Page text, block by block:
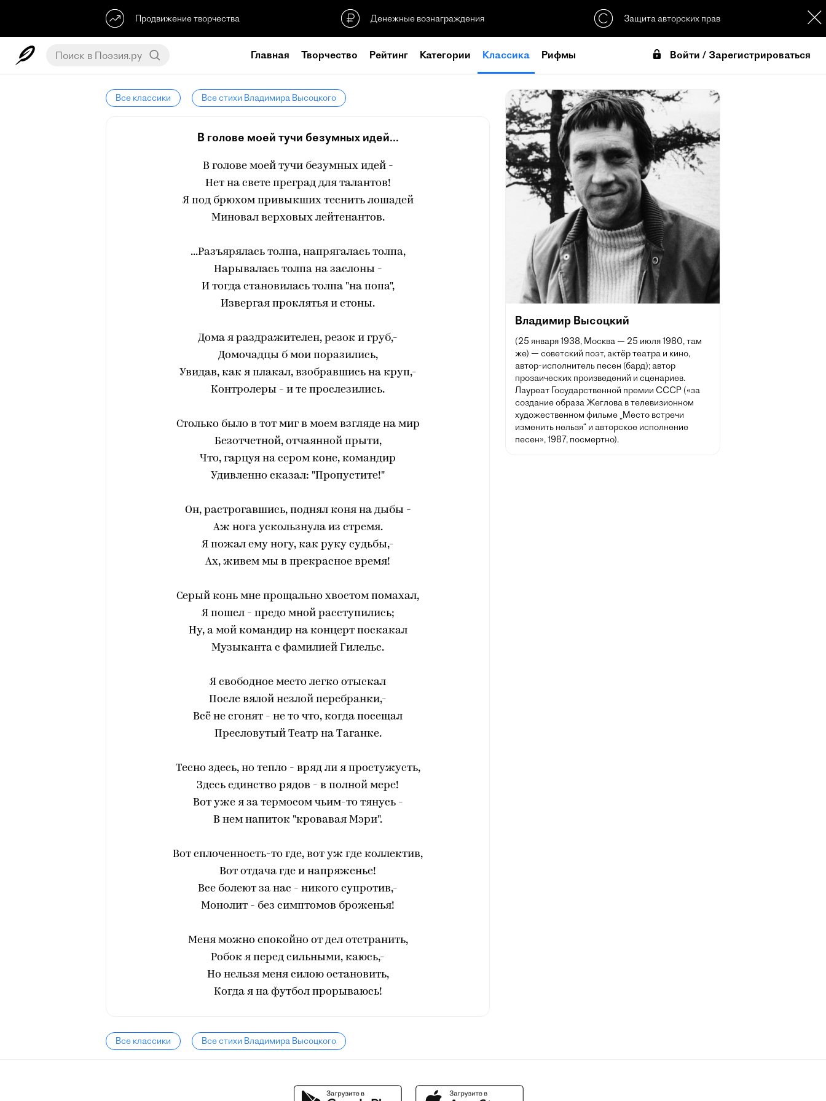
Продвижение творчества Денежные вознаграждения Защита авторских прав
Главная Творчество Рейтинг Категории Классика Рифмы Войти / Зарегистрироваться
Все классики Все стихи Владимира Высоцкого
В голове моей тучи безумных идей...
В голове моей тучи безумных идей -
Нет на свете преград для талантов!
Я под брюхом привыкших теснить лошадей
Миновал верховых лейтенантов.
...Разъярялась толпа, напрягалась толпа,
Нарывалась толпа на заслоны -
И тогда становилась толпа "на попа",
Извергая проклятья и стоны.
Дома я раздражителен, резок и груб,-
Домочадцы б мои поразились,
Увидав, как я плакал, взобравшись на круп,-
Контролеры - и те прослезились.
Столько было в тот миг в моем взгляде на мир
Безотчетной, отчаянной прыти,
Что, гарцуя на сером коне, командир
Удивленно сказал: "Пропустите!"
Он, растрогавшись, поднял коня на дыбы -
Аж нога ускользнула из стремя.
Я пожал ему ногу, как руку судьбы,-
Ах, живем мы в прекрасное время!
Серый конь мне прощально хвостом помахал,
Я пошел - предо мной расступились;
Ну, а мой командир на концерт поскакал
Музыканта с фамилией Гилельс.
Я свободное место легко отыскал
После вялой незлой перебранки,-
Всё не сгонят - не то что, когда посещал
Пресловутый Театр на Таганке.
Тесно здесь, но тепло - вряд ли я простужусть,
Здесь единство рядов - в полной мере!
Вот уже я за термосом чьим-то тянусь -
В нем напиток "кровавая Мэри".
Вот сплоченность-то где, вот уж где коллектив,
Вот отдача где и напряженье!
Все болеют за нас - никого супротив,-
Монолит - без симптомов броженья!
Меня можно спокойно от дел отстранить,
Робок я перед сильными, каюсь,-
Но нельзя меня силою остановить,
Когда я на футбол прорываюсь!
Все классики Все стихи Владимира Высоцкого
Владимир Высоцкий
(25 января 1938, Москва — 25 июля 1980, там
же) — советский поэт, актёр театра и кино,
автор-исполнитель песен (бард); автор
прозаических произведений и сценариев.
Лауреат Государственной премии СССР («за
создание образа Жеглова в телевизионном
художественном фильме „Место встречи
изменить нельзя“ и авторское исполнение
песен», 1987, посмертно).